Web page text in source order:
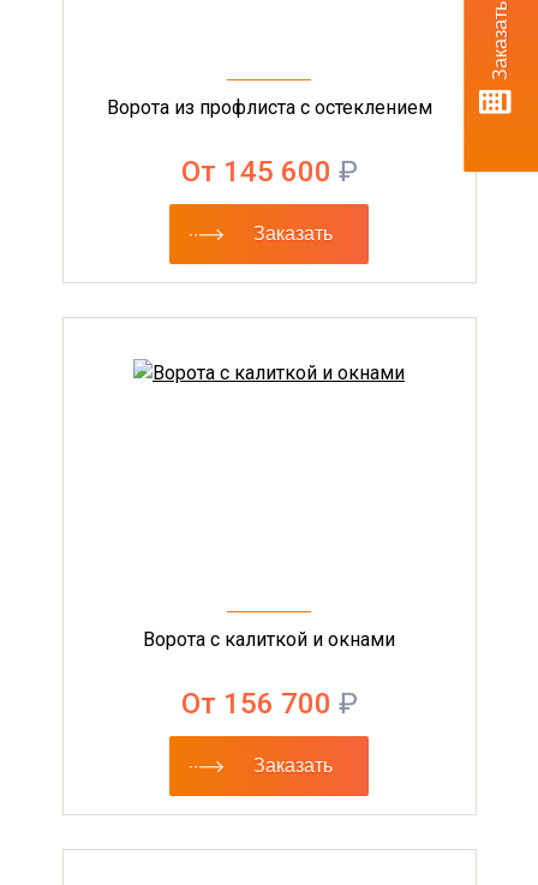
Ворота из профлиста с остеклением
От 145 600 ₽
Заказать
Ворота с калиткой и окнами
От 156 700 ₽
Заказать